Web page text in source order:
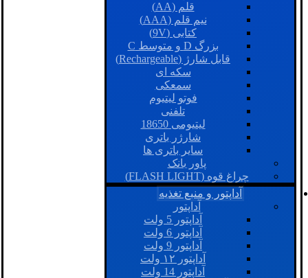
قلم (AA)
نیم قلم (AAA)
کتابی (9V)
بزرگ D و متوسط C
قابل شارژ (Rechargeable)
سکه ای
سمعکی
فوتو لیتیوم
تلفنی
لیتیومی 18650
شارژر باتری
سایر باتری ها
پاور بانک
چراغ قوه (FLASH LIGHT)
آداپتور و منبع تغذیه
آداپتور
آداپتور 5 ولت
آداپتور 6 ولت
آداپتور 9 ولت
آداپتور ۱۲ ولت
آداپتور 14 ولت